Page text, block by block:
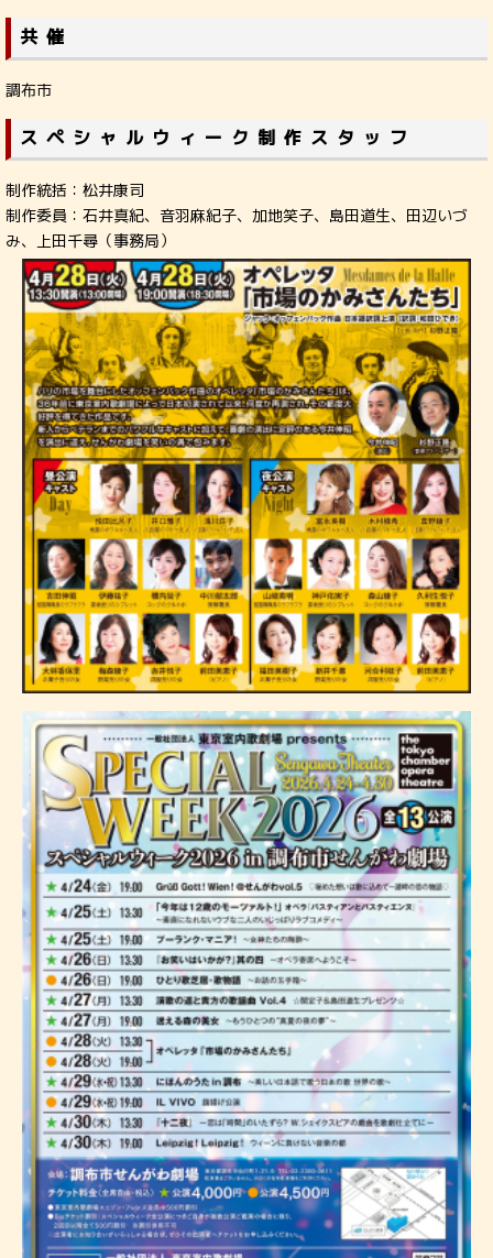
共催
調布市
スペシャルウィーク制作スタッフ
制作統括：松井康司
制作委員：石井真紀、音羽麻紀子、加地笑子、島田道生、田辺いづ
み、上田千尋（事務局）